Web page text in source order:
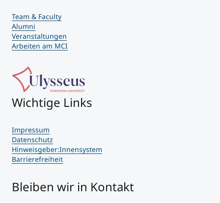
Team & Faculty
Alumni
Veranstaltungen
Arbeiten am MCI
Wichtige Links
Impressum
Datenschutz
Hinweisgeber:Innensystem
Barrierefreiheit
Bleiben wir in Kontakt